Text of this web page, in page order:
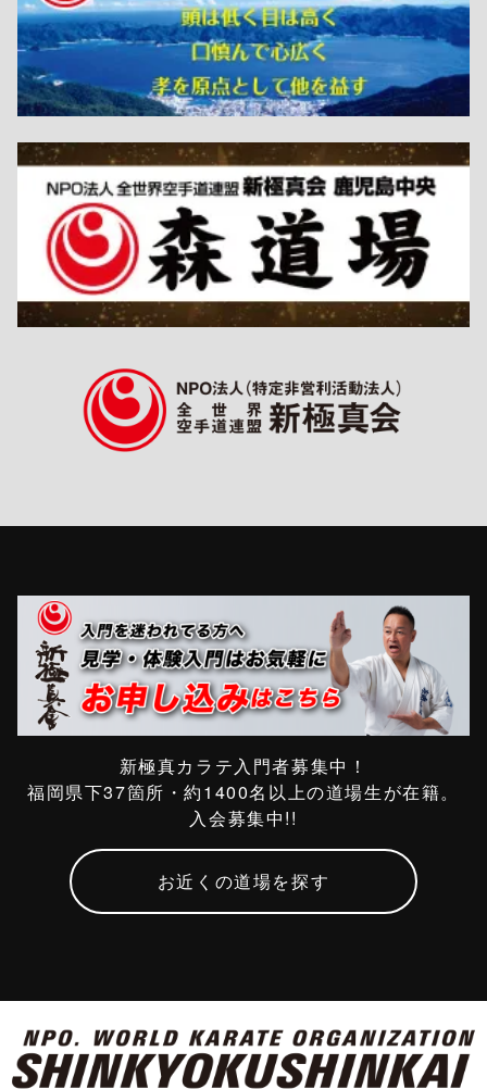
新極真カラテ入門者募集中！
福岡県下37箇所・約1400名以上の道場生が在籍。
入会募集中!!
お近くの道場を探す